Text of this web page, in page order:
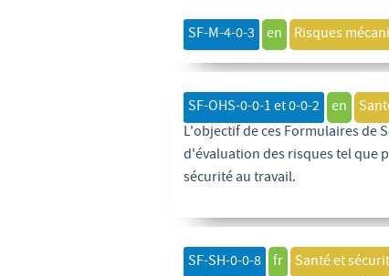
SF-M-4-0-3 en Risques
SF-OHS-0-0-1 et 0-0-2 en
L'objectif de ces Formulaires de
d'évaluation des risques tel que
sécurité au travail.
SF-SH-0-0-8 fr Santé et